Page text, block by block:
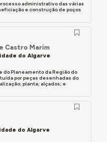
administrativo das várias
e construção de poços
Castro Marim
do Algarve
do Planeamento da Região do
por peças desenhadas do
planta; alçados; e
do Algarve